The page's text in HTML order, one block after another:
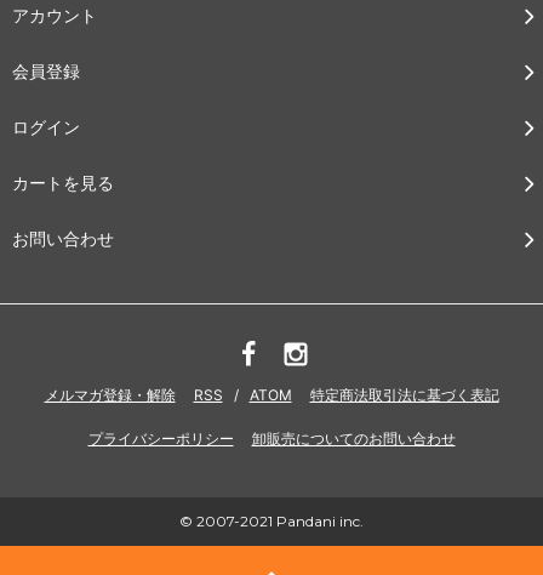
アカウント
会員登録
ログイン
カートを見る
お問い合わせ
メルマガ登録・解除 RSS / ATOM 特定商法取引法に基づく表記
プライバシーポリシー 卸販売についてのお問い合わせ
© 2007-2021 Pandani inc.